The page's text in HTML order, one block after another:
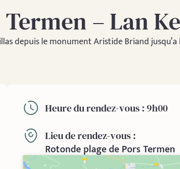
– Lan
depuis le monument Aristide Briand jusqu’a
Heure du rendez-vous : 9h00
Lieu de rendez-vous :
Rotonde plage de Pors Termen